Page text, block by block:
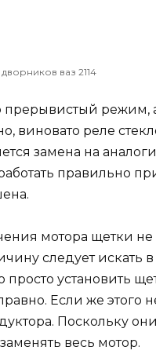
ваз 2114
прерывистый режим,
реле
замена на
правильно
мотора щетки
следует искать
установить
Если же этого
Поскольку
весь мотор.